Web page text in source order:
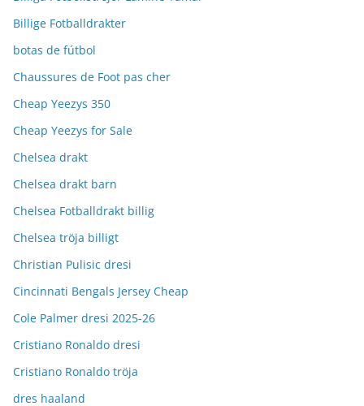
Billige Fotballdrakter
botas de fútbol
Chaussures de Foot pas cher
Cheap Yeezys 350
Cheap Yeezys for Sale
Chelsea drakt
Chelsea drakt barn
Chelsea Fotballdrakt billig
Chelsea tröja billigt
Christian Pulisic dresi
Cincinnati Bengals Jersey Cheap
Cole Palmer dresi 2025-26
Cristiano Ronaldo dresi
Cristiano Ronaldo tröja
dres haaland